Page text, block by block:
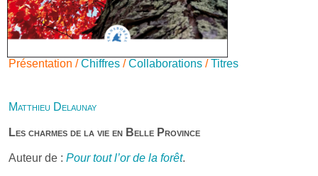
Présentation /Chiffres /Collaborations /Titres
Matthieu Delaunay
Les charmes de la vie en Belle Province
Auteur de : Pour tout l’or de la forêt.